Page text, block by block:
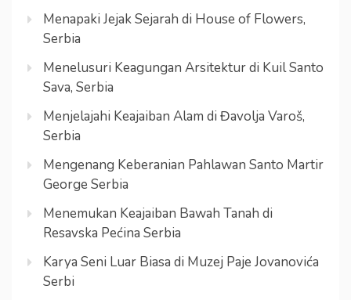
Menapaki Jejak Sejarah di House of Flowers,
Serbia
Menelusuri Keagungan Arsitektur di Kuil Santo
Sava, Serbia
Menjelajahi Keajaiban Alam di Đavolja Varoš,
Serbia
Mengenang Keberanian Pahlawan Santo Martir
George Serbia
Menemukan Keajaiban Bawah Tanah di
Resavska Pećina Serbia
Karya Seni Luar Biasa di Muzej Paje Jovanovića
Serbi